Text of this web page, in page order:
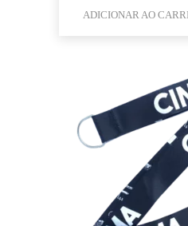
ADICIONAR AO